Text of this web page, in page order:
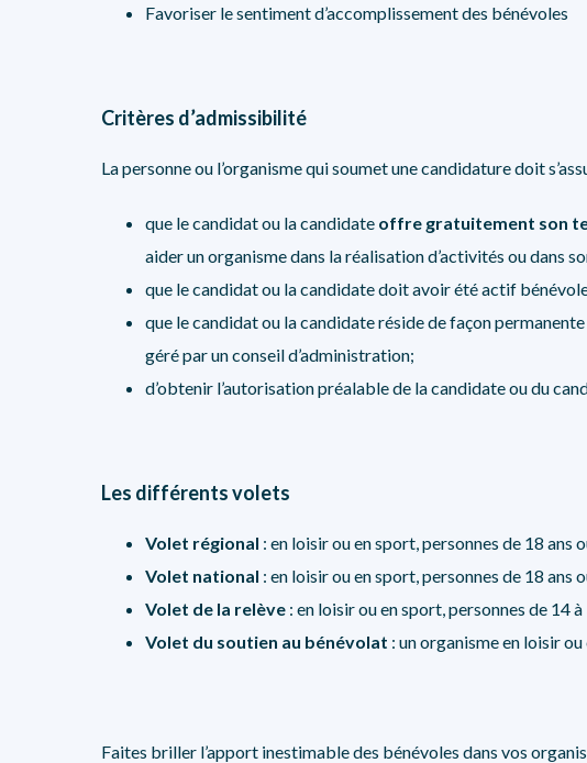
Favoriser le sentiment d’accomplissement des bénévoles
Critères d’admissibilité
La personne ou l’organisme qui soumet une candidature doit
que le candidat ou la candidate offre gratuitement son
aider un organisme dans la réalisation d’activités ou dans
que le candidat ou la candidate doit avoir été actif
que le candidat ou la candidate réside de façon
géré par un conseil d’administration;
d’obtenir l’autorisation préalable de la candidate ou du
Les différents volets
Volet régional : en loisir ou en sport, personnes de 18 ans
Volet national : en loisir ou en sport, personnes de 18 ans
Volet de la relève : en loisir ou en sport, personnes de 14 à
Volet du soutien au bénévolat : un organisme en loisir
Faites briller l’apport inestimable des bénévoles dans vos